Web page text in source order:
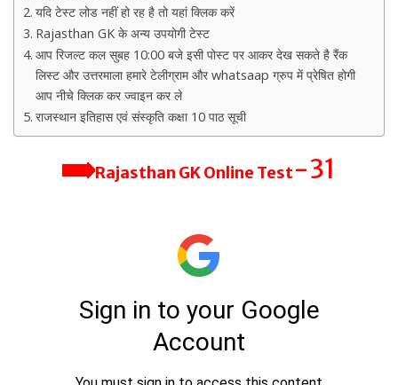
यदि टेस्ट लोड नहीं हो रह है तो यहां क्लिक करें
Rajasthan GK के अन्य उपयोगी टेस्ट
आप रिजल्ट कल सुबह 10:00 बजे इसी पोस्ट पर आकर देख सकते है रैंक
लिस्ट और उत्तरमाला हमारे टेलीग्राम और whatsaap ग्रुप में प्रेषित होगी
आप नीचे क्लिक कर ज्वाइन कर ले
राजस्थान इतिहास एवं संस्कृति कक्षा 10 पाठ सूची
Rajasthan GK Online Test-31